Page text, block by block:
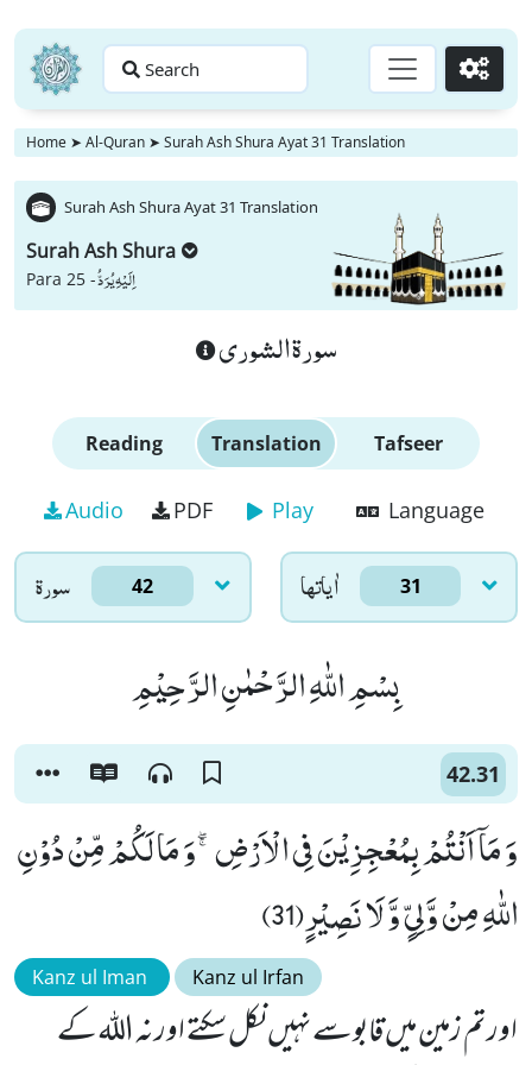
Search Go
Home ➤ Al-Quran ➤ Surah Ash Shura Ayat 31 Translation
Surah Ash Shura Ayat 31 Translation
Surah Ash Shura
Para 25 -اِلَیْهِ یُرَدُّ
سورة الشورى
Reading Translation Tafseer
Audio PDF Play Language
سورۃ 42 اٰياتها 31
بِسْمِ اللّٰهِ الرَّحْمٰنِ الرَّحِیْمِ
42.31
وَ مَاۤ اَنْتُمْ بِمُعْجِزِیْنَ فِی الْاَرْضِۚۖ-وَ مَا لَكُمْ مِّنْ دُوْنِ
اللّٰهِ مِنْ وَّلِیٍّ وَّ لَا نَصِیْرٍ(31)
Kanz ul Iman Kanz ul Irfan
اور تم زمین میں قابو سے نہیں نکل سکتے اور نہ اللہ کے